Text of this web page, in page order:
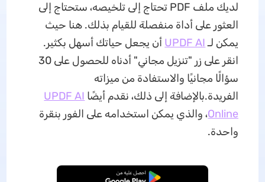
لديك ملف PDF تحتاج إلى تلخيصه، ستحتاج إلى
العثور على أداة منفصلة للقيام بذلك. هنا حيث
يمكن لـUPDF AI أن يجعل حياتك أسهل بكثير.
انقر على زر "تنزيل مجاني" أدناه للحصول على 30
سؤالًا مجانيًا والاستفادة من ميزاته
الفريدة.بالإضافة إلى ذلك، نقدم أيضًا UPDF AI
Online، والذي يمكن استخدامه على الفور بنقرة
واحدة.
تنزيل مجاني